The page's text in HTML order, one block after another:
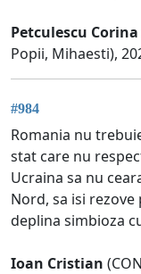
Petculescu Corina
Popii, Mihaesti),
#984
Romania nu
stat care nu
Ucraina sa nu
Nord, sa isi
deplina simbioza
Ioan Cristian